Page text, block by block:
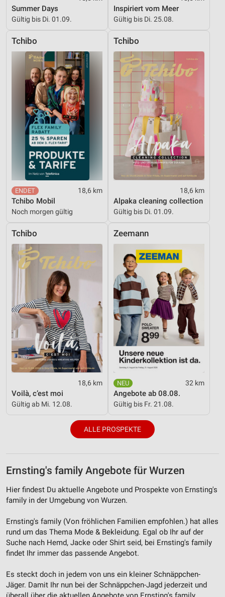
Summer Days
Gültig bis Di. 01.09.
Inspiriert vom Meer
Gültig bis Di. 25.08.
Tchibo
18,6 km
Tchibo Mobil
Noch morgen gültig
Tchibo
18,6 km
Alpaka cleaning collection
Gültig bis Di. 01.09.
Tchibo
18,6 km
Voilà, c’est moi
Gültig ab Mi. 12.08.
Zeemann
32 km
Angebote ab 08.08.
Gültig bis Fr. 21.08.
ALLE PROSPEKTE
Ernsting's family Angebote für Wurzen
Hier findest Du aktuelle Angebote und Prospekte von Ernsting's
family in der Umgebung von Wurzen.
Ernsting's family (Von fröhlichen Familien empfohlen.) hat alles
rund um das Thema Mode & Bekleidung. Egal ob Ihr auf der
Suche nach Hemd, Jacke oder Shirt seid, bei Ernsting's family
findet Ihr immer das passende Angebot.
Es steckt doch in jedem von uns ein kleiner Schnäppchen-
Jäger. Damit Ihr nun bei der Schnäppchen-Jagd jederzeit und
Erstellung von Profilen zur Personalisierung
Verwendung von Profilen zur Auswahl
personalisierter Inhalte
Messung der Werbeleistung
Messung der Performance von Inhalten
Analyse von Zielgruppen durch Statistiken oder
Kombinationen von Daten aus verschiedenen
Quellen
Entwicklung und Verbesserung der Angebote
Verwendung reduzierter Daten zur Auswahl von
Inhalten
IAB-Besonderheiten:
Informationen identifizieren
Nicht-IAB-Verarbeitungszwecke:
Notwendig
Performance
Funktional
Werbung